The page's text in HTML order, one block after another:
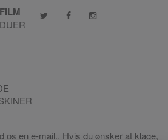
os en e-mail.. Hvis du ønsker at klage,